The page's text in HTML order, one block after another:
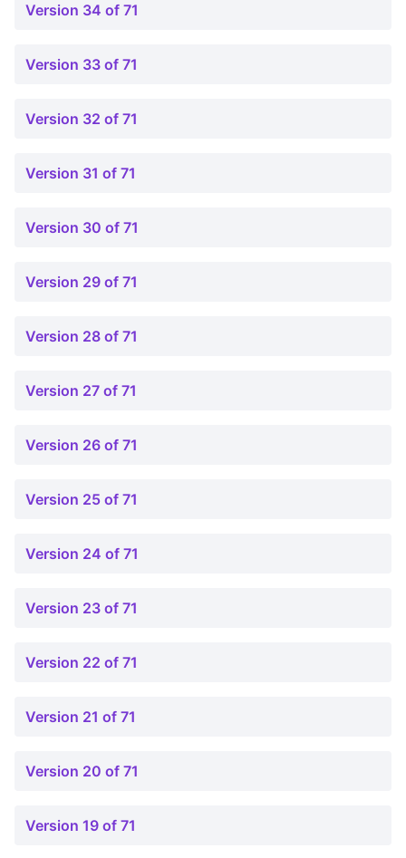
Version 34 of 71
Version 33 of 71
Version 32 of 71
Version 31 of 71
Version 30 of 71
Version 29 of 71
Version 28 of 71
Version 27 of 71
Version 26 of 71
Version 25 of 71
Version 24 of 71
Version 23 of 71
Version 22 of 71
Version 21 of 71
Version 20 of 71
Version 19 of 71